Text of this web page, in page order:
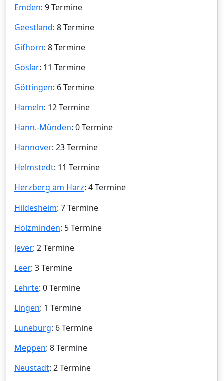
Emden: 9 Termine
Geestland: 8 Termine
Gifhorn: 8 Termine
Goslar: 11 Termine
Göttingen: 6 Termine
Hameln: 12 Termine
Hann.-Münden: 0 Termine
Hannover: 23 Termine
Helmstedt: 11 Termine
Herzberg am Harz: 4 Termine
Hildesheim: 7 Termine
Holzminden: 5 Termine
Jever: 2 Termine
Leer: 3 Termine
Lehrte: 0 Termine
Lingen: 1 Termine
Lüneburg: 6 Termine
Meppen: 8 Termine
Neustadt: 2 Termine